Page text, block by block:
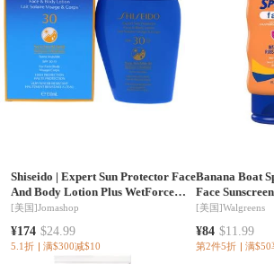
Shiseido | Expert Sun Protector Face
And Body Lotion Plus WetForce
SPF 30 by Shiseido for - 5 oz
Sunscreen
[美国]Jomashop
¥174 $24.99
5.1折 满$300减$10
Banana Boat
Face
[美国]Walgreens
¥84 $11.99
第2件5折 满$50